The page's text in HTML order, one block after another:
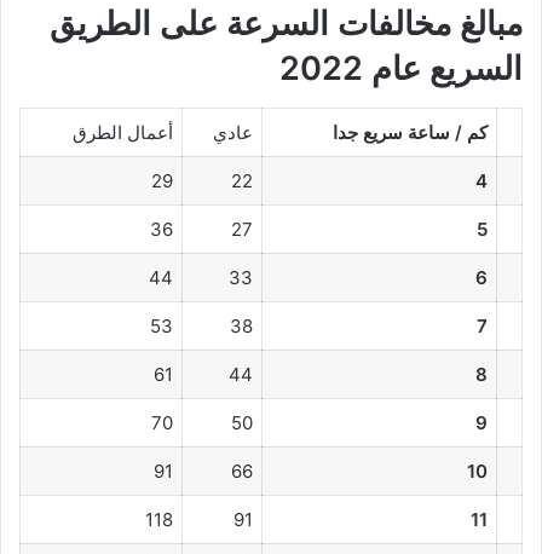
مبالغ مخالفات السرعة على الطريق
السريع عام 2022
كم / ساعة سريع جدا عادي أعمال الطرق
4
22
29
5
27
36
6
33
44
7
38
53
8
44
61
9
50
70
10
66
91
11
91
118